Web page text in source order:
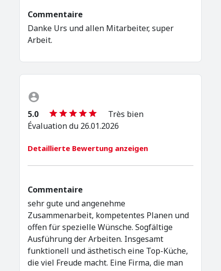
Commentaire
Danke Urs und allen Mitarbeiter, super
Arbeit.
5.0
Très bien
Évaluation du 26.01.2026
Detaillierte Bewertung anzeigen
Commentaire
sehr gute und angenehme
Zusammenarbeit, kompetentes Planen und
offen für spezielle Wünsche. Sogfältige
Ausführung der Arbeiten. Insgesamt
funktionell und ästhetisch eine Top-Küche,
die viel Freude macht. Eine Firma, die man